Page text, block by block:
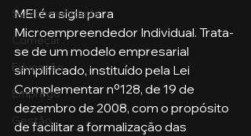
Sua comunidade
Começar
Educação
Emprego
Gestão
MEI é a sigla para
Microempreendedor Individual. Trata-
se de um modelo empresarial
simplificado, instituído pela Lei
Complementar nº128, de 19 de
dezembro de 2008, com o propósito
de facilitar a formalização das